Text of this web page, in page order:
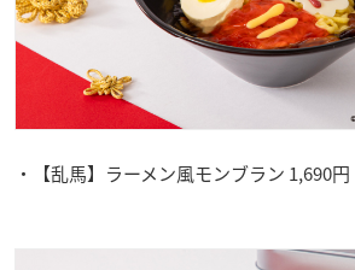
・【乱馬】ラーメン風モンブラン 1,690円